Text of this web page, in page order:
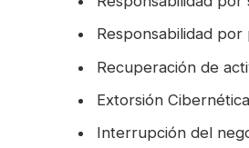
Responsabilidad por
Recuperación de
Extorsión Cibernética​
Interrupción del